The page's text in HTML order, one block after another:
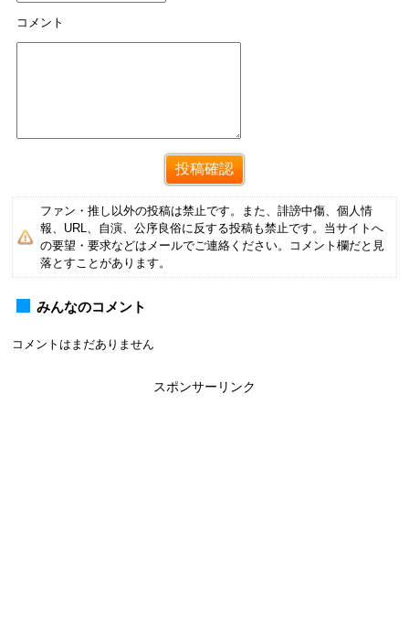
コメント
ファン・推し以外の投稿は禁止です。また、誹謗中傷、個人情
報、URL、自演、公序良俗に反する投稿も禁止です。当サイトへ
の要望・要求などはメールでご連絡ください。コメント欄だと見
落とすことがあります。
みんなのコメント
コメントはまだありません
スポンサーリンク